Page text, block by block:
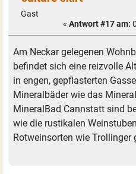
Gast
« Antwort #17 am:
Am Neckar gelegenen
befindet sich eine reizvolle
in engen, gepflasterten
Mineralbäder wie das
MineralBad Cannstatt sind
wie die rustikalen
Rotweinsorten wie Trollinger